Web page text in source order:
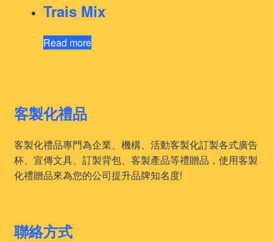
Trais Mix
Read more
客製化禮品
客製化禮品專門為企業、機構、活動客製化訂製各式廣告
杯、宣傳文具、訂製背包、客製產品等禮贈品，使用客製
化禮贈品來為您的公司提升品牌知名度!
聯絡方式